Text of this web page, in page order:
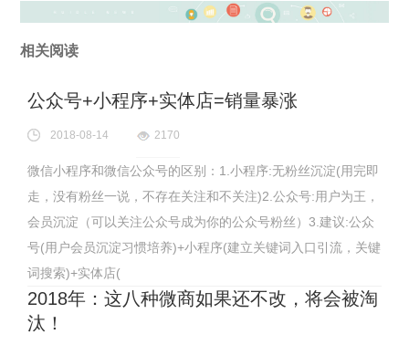
相关阅读
公众号+小程序+实体店=销量暴涨
2018-08-14 2170
微信小程序和微信公众号的区别：1.小程序:无粉丝沉淀(用完即
走，没有粉丝一说，不存在关注和不关注)2.公众号:用户为王，
会员沉淀（可以关注公众号成为你的公众号粉丝）3.建议:公众
号(用户会员沉淀习惯培养)+小程序(建立关键词入口引流，关键
词搜索)+实体店(
2018年：这八种微商如果还不改，将会被淘
汰！